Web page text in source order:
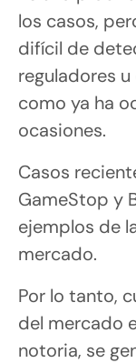
los casos,
difícil de
reguladores
como ya ha
ocasiones.
Casos
GameStop y
ejemplos de
mercado.
Por lo tanto,
del mercado
notoria, se